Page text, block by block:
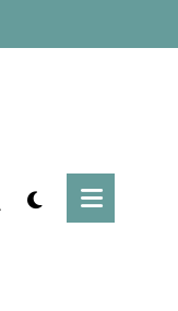
Haberleri